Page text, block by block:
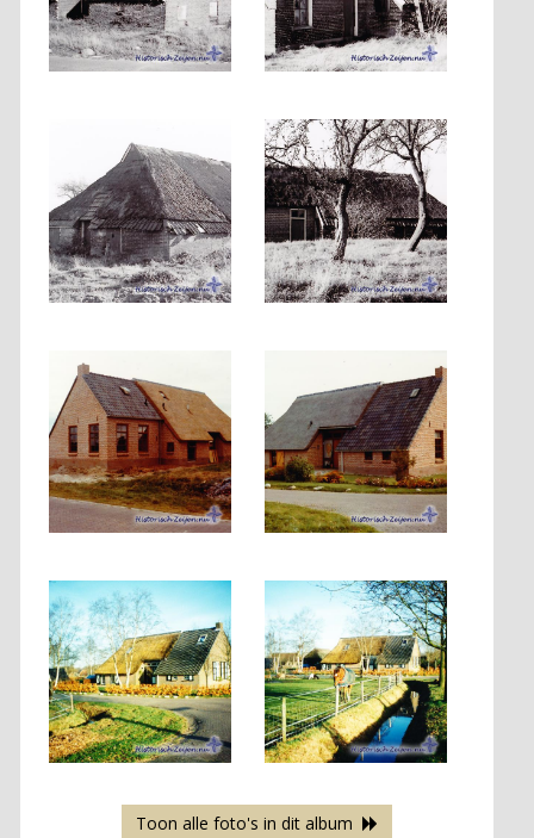
Toon alle foto's in dit album